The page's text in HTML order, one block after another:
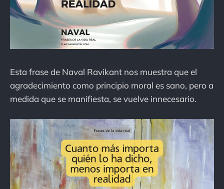
Esta frase de Naval Ravikant nos muestra que el
agradecimiento como principio moral es sano, pero a
medida que se manifiesta, se vuelve innecesario.